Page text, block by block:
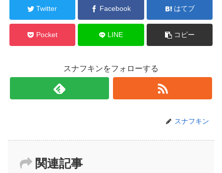
Twitter Facebook はてブ
Pocket LINE コピー
スナフキンをフォローする
スナフキン
関連記事